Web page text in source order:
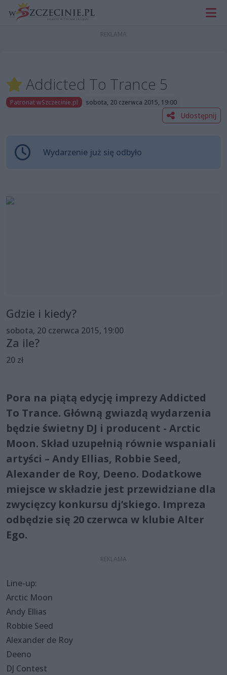
Addicted To Trance 5
Patronat wSzczecinie.pl sobota, 20 czerwca 2015, 19:00
Udostępnij
Wydarzenie już się odbyło
Gdzie i kiedy?
sobota, 20 czerwca 2015, 19:00
Za ile?
20 zł
Pora na piątą edycję imprezy Addicted
To Trance. Główną gwiazdą wydarzenia
będzie świetny DJ i producent - Arctic
Moon. Skład uzupełnią równie wspaniali
artyści – Andy Ellias, Robbie Seed,
Alexander de Roy, Deeno. Dodatkowe
miejsce w składzie jest przewidziane dla
zwycięzcy konkursu dj’skiego. Impreza
odbędzie się 20 czerwca w klubie Alter
Ego.
Line-up:
Arctic Moon
Andy Ellias
Robbie Seed
Alexander de Roy
Deeno
DJ Contest